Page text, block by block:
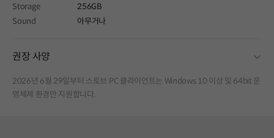
Storage
256GB
Sound
아무거나
권장 사양
2026년 6월 29일부터 스토브 PC 클라이언트는 Windows 10 이상 및 64bit 운
영체제 환경만 지원합니다.